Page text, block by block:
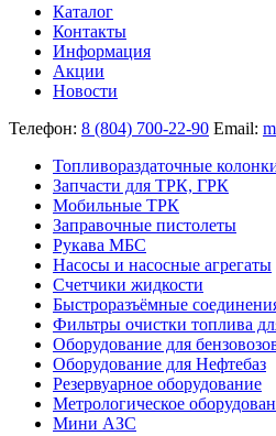
Каталог
Контакты
Информация
Акции
Новости
Телефон: 8 (804) 700-22-90 Email:
Топливораздаточные
Запчасти для ТРК, ГРК
Мобильные ТРК
Заправочные пистолеты
Рукава МБС
Насосы и насосные агрегаты
Счетчики жидкости
Быстроразъёмные
Фильтры очистки топлива
Оборудование для
Оборудование для Нефтебаз
Резервуарное оборудование
Метрологическое
Мини АЗС